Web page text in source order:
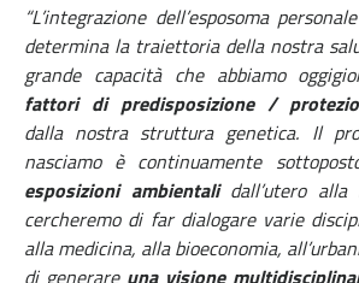
“L’integrazione dell’esposoma
determina la traiettoria della nostra
grande capacità che abbiamo
fattori di predisposizione /
dalla nostra struttura genetica. Il
nasciamo è continuamente
esposizioni ambientalidall’utero alla
cercheremo di far dialogare varie
alla medicina, alla bioeconomia,
di generare una visione